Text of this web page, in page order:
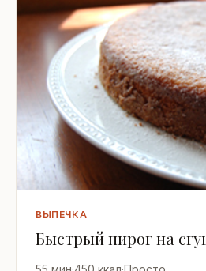
ВЫПЕЧКА
Быстрый пирог на